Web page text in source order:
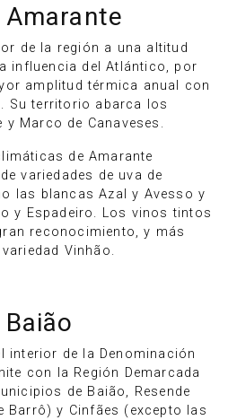
de la región a una altitud
influencia del Atlántico, por
amplitud térmica anual con
Su territorio abarca los
Marco de Canaveses.
de Amarante
variedades de uva de
las blancas Azal y Avesso y
y Espadeiro. Los vinos tintos
reconocimiento, y más
Vinhão.
interior de la Denominación
con la Región Demarcada
de Baião, Resende
Barrô) y Cinfães (excepto las